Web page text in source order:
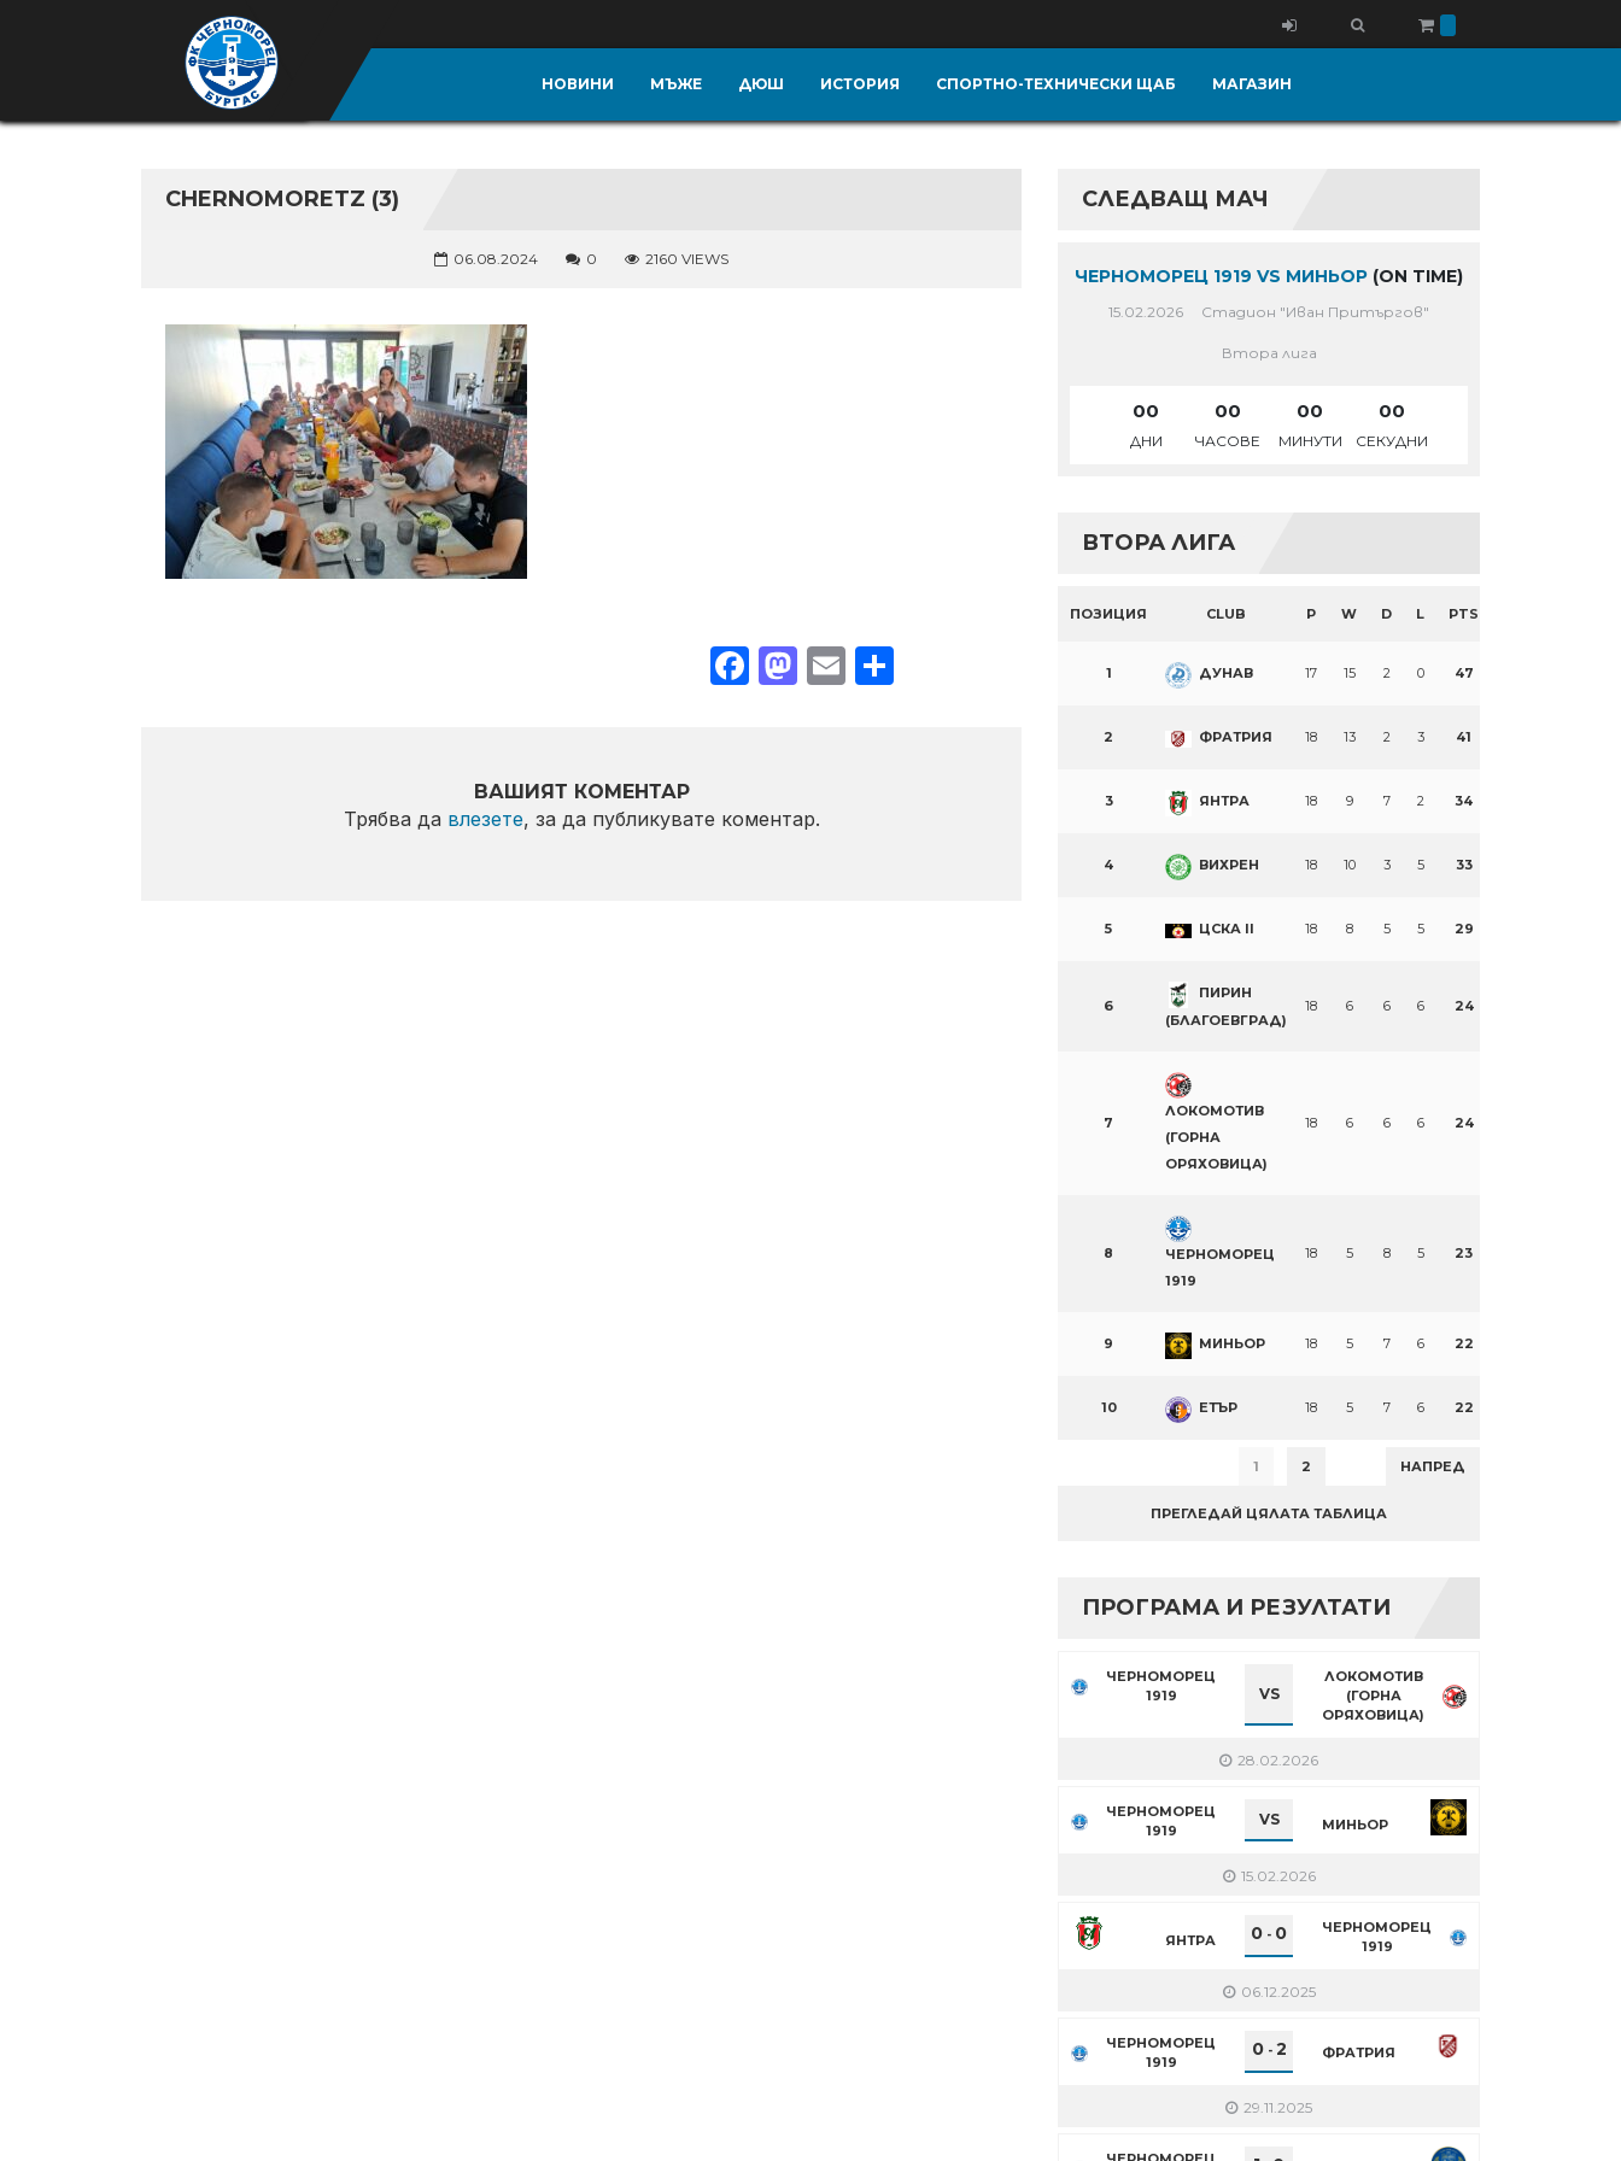
НОВИНИ МЪЖЕ ДЮШ ИСТОРИЯ СПОРТНО-ТЕХНИЧЕСКИ ЩАБ МАГАЗИН
CHERNOMORETZ (3)
06.08.2024 0 2160 VIEWS
Facebook
Mastodon
EmailShare
ВАШИЯТ КОМЕНТАР
Трябва да влезете, за да публикувате коментар.
СЛЕДВАЩ МАЧ
ЧЕРНОМОРЕЦ 1919 VS МИНЬОР (ON TIME)
15.02.2026 Стадион "Иван Притъргов"
Втора лига
00
ДНИ
00
ЧАСОВЕ
00
МИНУТИ
00
СЕКУДНИ
ВТОРА ЛИГА
ПОЗИЦИЯ CLUB P W D L PTS
1 ДУНАВ 17 15 2 0 47
2 ФРАТРИЯ 18 13 2 3 41
3 ЯНТРА 18 9 7 2 34
4 ВИХРЕН 18 10 3 5 33
5 ЦСКА II 18 8 5 5 29
6
ПИРИН
(БЛАГОЕВГРАД)
18 6 6 6 24
7
ЛОКОМОТИВ
(ГОРНА
ОРЯХОВИЦА)
18 6 6 6 24
8
ЧЕРНОМОРЕЦ
1919
18 5 8 5 23
9 МИНЬОР 18 5 7 6 22
10 ЕТЪР 18 5 7 6 22
1 2 НАПРЕД
ПРЕГЛЕДАЙ ЦЯЛАТА ТАБЛИЦА
ПРОГРАМА И РЕЗУЛТАТИ
ЧЕРНОМОРЕЦ
1919
VS
ЛОКОМОТИВ
(ГОРНА
ОРЯХОВИЦА)
28.02.2026
ЧЕРНОМОРЕЦ
1919
VS МИНЬОР
15.02.2026
ЯНТРА 0 - 0
ЧЕРНОМОРЕЦ
1919
06.12.2025
ЧЕРНОМОРЕЦ
1919
0- 2 ФРАТРИЯ
29.11.2025